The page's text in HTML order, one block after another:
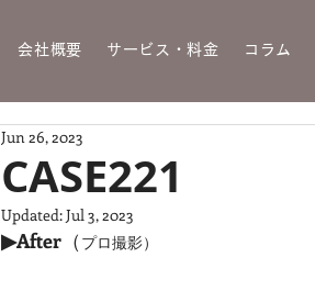
会社概要 サービス・料金 コラム
CASE221
Jun 26, 2023
Updated:Jul 3, 2023
▶After （ プロ撮影）